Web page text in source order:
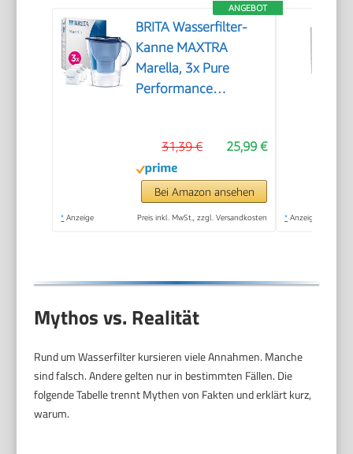
ANGEBOT
BRITA Wasserfilter-
Kanne MAXTRA
Marella, 3x Pure
Performance
25,99 €
31,39 €
Bei Amazon ansehen
* Anzeige Preis inkl. MwSt., zzgl. Versandkosten * Anzeige
Mythos vs. Realität
Rund um Wasserfilter kursieren viele Annahmen. Manche
sind falsch. Andere gelten nur in bestimmten Fällen. Die
folgende Tabelle trennt Mythen von Fakten und erklärt kurz,
warum.